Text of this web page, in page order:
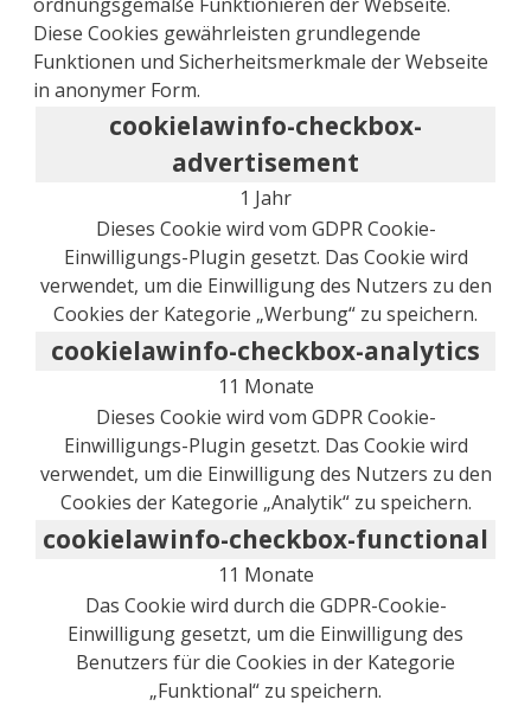
Diese Cookies gewährleisten grundlegende
Funktionen und Sicherheitsmerkmale der Webseite
in anonymer Form.
cookielawinfo-checkbox-
advertisement
1 Jahr
Dieses Cookie wird vom GDPR Cookie-
Einwilligungs-Plugin gesetzt. Das Cookie wird
verwendet, um die Einwilligung des Nutzers zu den
Cookies der Kategorie „Werbung“ zu speichern.
cookielawinfo-checkbox-analytics
11 Monate
Dieses Cookie wird vom GDPR Cookie-
Einwilligungs-Plugin gesetzt. Das Cookie wird
verwendet, um die Einwilligung des Nutzers zu den
Cookies der Kategorie „Analytik“ zu speichern.
cookielawinfo-checkbox-functional
11 Monate
Das Cookie wird durch die GDPR-Cookie-
Einwilligung gesetzt, um die Einwilligung des
Benutzers für die Cookies in der Kategorie
„Funktional“ zu speichern.